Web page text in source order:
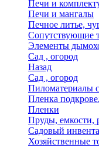
Печи и
Печи и мангалы
Печное литье,
Сопутствующие
Элементы
Сад , огород
Назад
Сад , огород
Пиломатериалы
Пленка
Пленки
Пруды, емкости,
Садовый
Хозяйственные